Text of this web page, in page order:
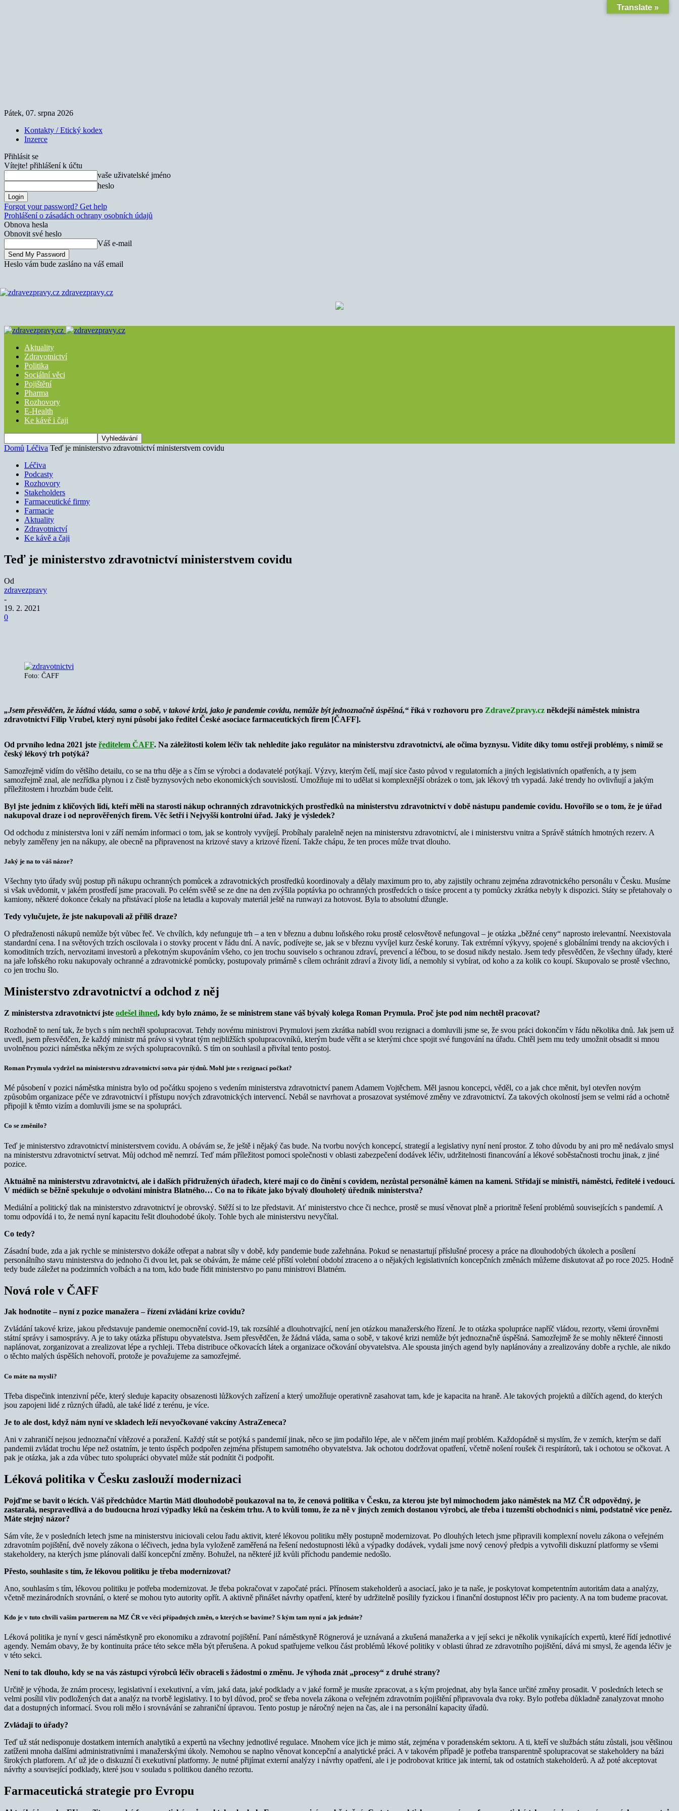
Pátek, 07. srpna 2026
Kontakty / Etický kodex
Inzerce
Přihlásit se
Vítejte! přihlášení k účtu
vaše uživatelské jméno
heslo
Forgot your password? Get help
Prohlášení o zásadách ochrany osobních údajů
Obnova hesla
Obnovit své heslo
Váš e-mail
Heslo vám bude zasláno na váš email
zdravezpravy.cz
Aktuality
Zdravotnictví
Politika
Sociální věci
Pojištění
Pharma
Rozhovory
E-Health
Ke kávě i čaji
Domů Léčiva Teď je ministerstvo zdravotnictví ministerstvem covidu
Léčiva
Podcasty
Rozhovory
Stakeholders
Farmaceutické firmy
Farmacie
Aktuality
Zdravotnictví
Ke kávě a čaji
Teď je ministerstvo zdravotnictví ministerstvem covidu
Od
zdravezpravy
-
19. 2. 2021
0
Foto: ČAFF
„Jsem přesvědčen, že žádná vláda, sama o sobě, v takové krizi, jako je pandemie covidu, nemůže být jednoznačně úspěšná,“ říká v rozhovoru pro ZdraveZpravy.cz někdejší náměstek ministra
zdravotnictví Filip Vrubel, který nyní působí jako ředitel České asociace farmaceutických firem [ČAFF].
Od prvního ledna 2021 jste ředitelem ČAFF. Na záležitosti kolem léčiv tak nehledíte jako regulátor na ministerstvu zdravotnictví, ale očima byznysu. Vidíte díky tomu ostřeji problémy, s nimiž se
český lékový trh potýká?
Samozřejmě vidím do většího detailu, co se na trhu děje a s čím se výrobci a dodavatelé potýkají. Výzvy, kterým čelí, mají sice často původ v regulatorních a jiných legislativních opatřeních, a ty jsem
samozřejmě znal, ale nezřídka plynou i z čistě byznysových nebo ekonomických souvislostí. Umožňuje mi to udělat si komplexnější obrázek o tom, jak lékový trh vypadá. Jaké trendy ho ovlivňují a jakým
příležitostem i hrozbám bude čelit.
Byl jste jedním z klíčových lidí, kteří měli na starosti nákup ochranných zdravotnických prostředků na ministerstvu zdravotnictví v době nástupu pandemie covidu. Hovořilo se o tom, že je úřad
nakupoval draze i od neprověřených firem. Věc šetří i Nejvyšší kontrolní úřad. Jaký je výsledek?
Od odchodu z ministerstva loni v září nemám informaci o tom, jak se kontroly vyvíjejí. Probíhaly paralelně nejen na ministerstvu zdravotnictví, ale i ministerstvu vnitra a Správě státních hmotných rezerv. A
nebyly zaměřeny jen na nákupy, ale obecně na připravenost na krizové stavy a krizové řízení. Takže chápu, že ten proces může trvat dlouho.
Jaký je na to váš názor?
Všechny tyto úřady svůj postup při nákupu ochranných pomůcek a zdravotnických prostředků koordinovaly a dělaly maximum pro to, aby zajistily ochranu zejména zdravotnického personálu v Česku. Musíme
si však uvědomit, v jakém prostředí jsme pracovali. Po celém světě se ze dne na den zvýšila poptávka po ochranných prostředcích o tisíce procent a ty pomůcky zkrátka nebyly k dispozici. Státy se přetahovaly o
kamiony, některé dokonce čekaly na přistávací ploše na letadla a kupovaly materiál ještě na runwayi za hotovost. Byla to absolutní džungle.
Tedy vylučujete, že jste nakupovali až příliš draze?
O předraženosti nákupů nemůže být vůbec řeč. Ve chvílích, kdy nefunguje trh – a ten v březnu a dubnu loňského roku prostě celosvětově nefungoval – je otázka „běžné ceny“ naprosto irelevantní. Neexistovala
standardní cena. I na světových trzích oscilovala i o stovky procent v řádu dní. A navíc, podívejte se, jak se v březnu vyvíjel kurz české koruny. Tak extrémní výkyvy, spojené s globálními trendy na akciových i
komoditních trzích, nervozitami investorů a překotným skupováním všeho, co jen trochu souviselo s ochranou zdraví, prevencí a léčbou, to se dosud nikdy nestalo. Jsem tedy přesvědčen, že všechny úřady, které
na jaře loňského roku nakupovaly ochranné a zdravotnické pomůcky, postupovaly primárně s cílem ochránit zdraví a životy lidí, a nemohly si vybírat, od koho a za kolik co koupí. Skupovalo se prostě všechno,
co jen trochu šlo.
Ministerstvo zdravotnictví a odchod z něj
Z ministerstva zdravotnictví jste odešel ihned, kdy bylo známo, že se ministrem stane váš bývalý kolega Roman Prymula. Proč jste pod ním nechtěl pracovat?
Rozhodně to není tak, že bych s ním nechtěl spolupracovat. Tehdy novému ministrovi Prymulovi jsem zkrátka nabídl svou rezignaci a domluvili jsme se, že svou práci dokončím v řádu několika dnů. Jak jsem už
uvedl, jsem přesvědčen, že každý ministr má právo si vybrat tým nejbližších spolupracovníků, kterým bude věřit a se kterými chce spojit své fungování na úřadu. Chtěl jsem mu tedy umožnit obsadit si mnou
uvolněnou pozici náměstka někým ze svých spolupracovníků. S tím on souhlasil a přivítal tento postoj.
Roman Prymula vydržel na ministerstvu zdravotnictví sotva pár týdnů. Mohl jste s rezignací počkat?
Mé působení v pozici náměstka ministra bylo od počátku spojeno s vedením ministerstva zdravotnictví panem Adamem Vojtěchem. Měl jasnou koncepci, věděl, co a jak chce měnit, byl otevřen novým
způsobům organizace péče ve zdravotnictví i přístupu nových zdravotnických intervencí. Nebál se navrhovat a prosazovat systémové změny ve zdravotnictví. Za takových okolností jsem se velmi rád a ochotně
připojil k těmto vizím a domluvili jsme se na spolupráci.
Co se změnilo?
Teď je ministerstvo zdravotnictví ministerstvem covidu. A obávám se, že ještě i nějaký čas bude. Na tvorbu nových koncepcí, strategií a legislativy nyní není prostor. Z toho důvodu by ani pro mě nedávalo smysl
na ministerstvu zdravotnictví setrvat. Můj odchod mě nemrzí. Teď mám příležitost pomoci společnosti v oblasti zabezpečení dodávek léčiv, udržitelnosti financování a lékové soběstačnosti trochu jinak, z jiné
pozice.
Aktuálně na ministerstvu zdravotnictví, ale i dalších přidružených úřadech, které mají co do činění s covidem, nezůstal personálně kámen na kameni. Střídají se ministři, náměstci, ředitelé i vedoucí.
V médiích se běžně spekuluje o odvolání ministra Blatného… Co na to říkáte jako bývalý dlouholetý úředník ministerstva?
Mediální a politický tlak na ministerstvo zdravotnictví je obrovský. Stěží si to lze představit. Ať ministerstvo chce či nechce, prostě se musí věnovat plně a prioritně řešení problémů souvisejících s pandemií. A
tomu odpovídá i to, že nemá nyní kapacitu řešit dlouhodobé úkoly. Tohle bych ale ministerstvu nevyčítal.
Co tedy?
Zásadní bude, zda a jak rychle se ministerstvo dokáže otřepat a nabrat síly v době, kdy pandemie bude zažehnána. Pokud se nenastartují příslušné procesy a práce na dlouhodobých úkolech a posílení
personálního stavu ministerstva do jednoho či dvou let, pak se obávám, že máme celé příští volební období ztraceno a o nějakých legislativních koncepčních změnách můžeme diskutovat až po roce 2025. Hodně
tedy bude záležet na podzimních volbách a na tom, kdo bude řídit ministerstvo po panu ministrovi Blatném.
Nová role v ČAFF
Jak hodnotíte – nyní z pozice manažera – řízení zvládání krize covidu?
Zvládání takové krize, jakou představuje pandemie onemocnění covid-19, tak rozsáhlé a dlouhotrvající, není jen otázkou manažerského řízení. Je to otázka spolupráce napříč vládou, rezorty, všemi úrovněmi
státní správy i samosprávy. A je to taky otázka přístupu obyvatelstva. Jsem přesvědčen, že žádná vláda, sama o sobě, v takové krizi nemůže být jednoznačně úspěšná. Samozřejmě že se mohly některé činnosti
naplánovat, zorganizovat a zrealizovat lépe a rychleji. Třeba distribuce očkovacích látek a organizace očkování obyvatelstva. Ale spousta jiných agend byly naplánovány a zrealizovány dobře a rychle, ale nikdo
o těchto malých úspěších nehovoří, protože je považujeme za samozřejmé.
Co máte na mysli?
Třeba dispečink intenzivní péče, který sleduje kapacity obsazenosti lůžkových zařízení a který umožňuje operativně zasahovat tam, kde je kapacita na hraně. Ale takových projektů a dílčích agend, do kterých
jsou zapojeni lidé z různých úřadů, ale také lidé z terénu, je více.
Je to ale dost, když nám nyní ve skladech leží nevyočkované vakcíny AstraZeneca?
Ani v zahraničí nejsou jednoznační vítězové a poražení. Každý stát se potýká s pandemií jinak, něco se jim podařilo lépe, ale v něčem jiném mají problém. Každopádně si myslím, že v zemích, kterým se daří
pandemii zvládat trochu lépe než ostatním, je tento úspěch podpořen zejména přístupem samotného obyvatelstva. Jak ochotou dodržovat opatření, včetně nošení roušek či respirátorů, tak i ochotou se očkovat. A
pak je otázka, jak a zda vůbec tuto spolupráci obyvatel může stát podnítit či podpořit.
Léková politika v Česku zaslouží modernizaci
Pojďme se bavit o lécích. Váš předchůdce Martin Mátl dlouhodobě poukazoval na to, že cenová politika v Česku, za kterou jste byl mimochodem jako náměstek na MZ ČR odpovědný, je
zastaralá, nespravedlivá a do budoucna hrozí výpadky léků na českém trhu. A to kvůli tomu, že za ně v jiných zemích dostanou výrobci, ale třeba i tuzemští obchodníci s nimi, podstatně více peněz.
Máte stejný názor?
Sám víte, že v posledních letech jsme na ministerstvu iniciovali celou řadu aktivit, které lékovou politiku měly postupně modernizovat. Po dlouhých letech jsme připravili komplexní novelu zákona o veřejném
zdravotním pojištění, dvě novely zákona o léčivech, jedna byla vyloženě zaměřená na řešení nedostupnosti léků a výpadky dodávek, vydali jsme nový cenový předpis a vytvořili diskuzní platformy se všemi
stakeholdery, na kterých jsme plánovali další koncepční změny. Bohužel, na některé již kvůli příchodu pandemie nedošlo.
Přesto, souhlasíte s tím, že lékovou politiku je třeba modernizovat?
Ano, souhlasím s tím, lékovou politiku je potřeba modernizovat. Je třeba pokračovat v započaté práci. Přínosem stakeholderů a asociací, jako je ta naše, je poskytovat kompetentním autoritám data a analýzy,
včetně mezinárodních srovnání, o které se mohou tyto autority opřít. A aktivně přinášet návrhy opatření, které by udržitelně posílily fyzickou i finanční dostupnost léčiv pro pacienty. A na tom budeme pracovat.
Kdo je v tuto chvíli vaším partnerem na MZ ČR ve věci případných změn, o kterých se bavíme? S kým tam nyní a jak jednáte?
Léková politika je nyní v gesci náměstkyně pro ekonomiku a zdravotní pojištění. Paní náměstkyně Rögnerová je uznávaná a zkušená manažerka a v její sekci je několik vynikajících expertů, které řídí jednotlivé
agendy. Nemám obavy, že by kontinuita práce této sekce měla být přerušena. A pokud spatřujeme velkou část problémů lékové politiky v oblasti úhrad ze zdravotního pojištění, dává mi smysl, že agenda léčiv je
v této sekci.
Není to tak dlouho, kdy se na vás zástupci výrobců léčiv obraceli s žádostmi o změnu. Je výhoda znát „procesy“ z druhé strany?
Určitě je výhoda, že znám procesy, legislativní i exekutivní, a vím, jaká data, jaké podklady a v jaké formě je musíte zpracovat, a s kým projednat, aby byla šance určité změny prosadit. V posledních letech se
velmi posílil vliv podložených dat a analýz na tvorbě legislativy. I to byl důvod, proč se třeba novela zákona o veřejném zdravotním pojištění připravovala dva roky. Bylo potřeba důkladně zanalyzovat mnoho
dat a dostupných informací. Svou roli mělo i srovnávání se zahraniční úpravou. Tento postup je náročný nejen na čas, ale i na personální kapacity úřadů.
Zvládají to úřady?
Teď už stát nedisponuje dostatkem interních analytiků a expertů na všechny jednotlivé regulace. Mnohem více jich je mimo stát, zejména v poradenském sektoru. A ti, kteří ve službách státu zůstali, jsou většinou
zatíženi mnoha dalšími administrativními i manažerskými úkoly. Nemohou se naplno věnovat koncepční a analytické práci. A v takovém případě je potřeba transparentně spolupracovat se stakeholdery na bázi
širokých platforem. Ať už jde o diskuzní či exekutivní platformy. Je nutné přijímat externí analýzy i návrhy opatření, ale i je podrobovat kritice jak interní, tak od ostatních stakeholderů. A až poté akceptovat
návrhy a související podklady, které jsou v souladu s politikou daného rezortu.
Farmaceutická strategie pro Evropu
Translate »